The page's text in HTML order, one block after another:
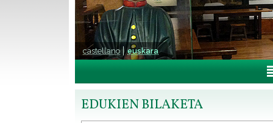
castellano euskara
EDUKIEN BILAKETA